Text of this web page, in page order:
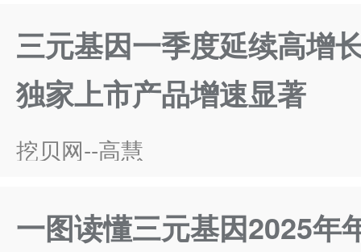
三元基因一季度延续高增
独家上市产品增速显著
挖贝网--高慧
一图读懂三元基因2025年